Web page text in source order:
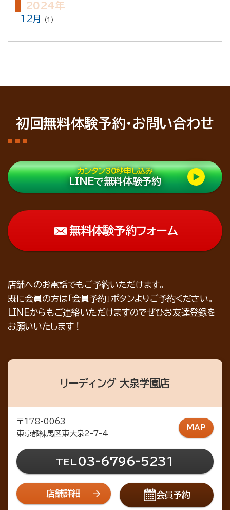
2024年
12月 (1)
初回無料体験予約・お問い合わせ
カンタン30秒申し込み
LINEで無料体験予約
無料体験予約フォーム
店舗へのお電話でもご予約いただけます。
既に会員の方は「会員予約」ボタンよりご予約ください。
LINEからもご連絡いただけますのでぜひお友達登録を
お願いいたします！
リーディング 大泉学園店
〒178-0063
東京都練馬区東大泉2-7-4
MAP
TEL.03-6796-5231
店舗詳細 会員予約